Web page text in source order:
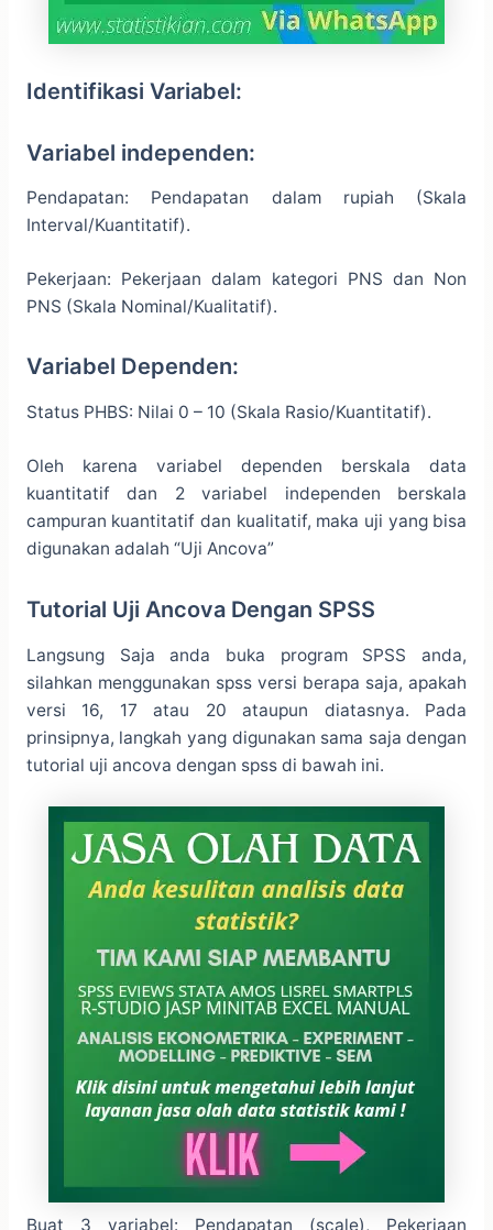
Identifikasi Variabel:
Variabel independen:
Pendapatan: Pendapatan dalam rupiah (Skala
Interval/Kuantitatif).
Pekerjaan: Pekerjaan dalam kategori PNS dan Non
PNS (Skala Nominal/Kualitatif).
Variabel Dependen:
Status PHBS: Nilai 0 – 10 (Skala Rasio/Kuantitatif).
Oleh karena variabel dependen berskala data
kuantitatif dan 2 variabel independen berskala
campuran kuantitatif dan kualitatif, maka uji yang bisa
digunakan adalah “Uji Ancova”
Tutorial Uji Ancova Dengan SPSS
Langsung Saja anda buka program SPSS anda,
silahkan menggunakan spss versi berapa saja, apakah
versi 16, 17 atau 20 ataupun diatasnya. Pada
prinsipnya, langkah yang digunakan sama saja dengan
tutorial uji ancova dengan spss di bawah ini.
Buat 3 variabel: Pendapatan (scale), Pekerjaan